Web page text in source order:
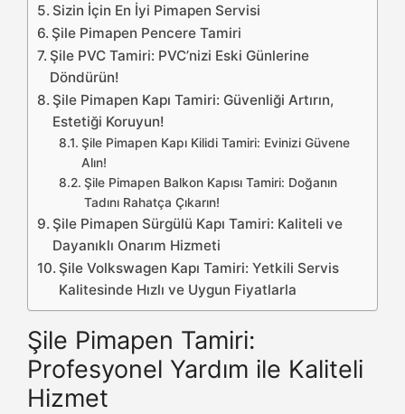
Sizin İçin En İyi Pimapen Servisi
Şile Pimapen Pencere Tamiri
Şile PVC Tamiri: PVC’nizi Eski Günlerine
Döndürün!
Şile Pimapen Kapı Tamiri: Güvenliği Artırın,
Estetiği Koruyun!
Şile Pimapen Kapı Kilidi Tamiri: Evinizi Güvene
Alın!
Şile Pimapen Balkon Kapısı Tamiri: Doğanın
Tadını Rahatça Çıkarın!
Şile Pimapen Sürgülü Kapı Tamiri: Kaliteli ve
Dayanıklı Onarım Hizmeti
Şile Volkswagen Kapı Tamiri: Yetkili Servis
Kalitesinde Hızlı ve Uygun Fiyatlarla
Şile Pimapen Tamiri:
Profesyonel Yardım ile Kaliteli
Hizmet